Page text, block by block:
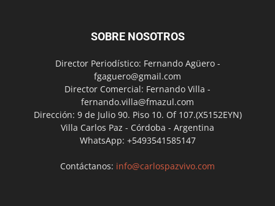
SOBRE NOSOTROS
Director Periodístico: Fernando Agüero -
fgaguero@gmail.com
Director Comercial: Fernando Villa -
fernando.villa@fmazul.com
Dirección: 9 de Julio 90. Piso 10. Of 107.(X5152EYN)
Villa Carlos Paz - Córdoba - Argentina
WhatsApp: +5493541585147
Contáctanos: info@carlospazvivo.com